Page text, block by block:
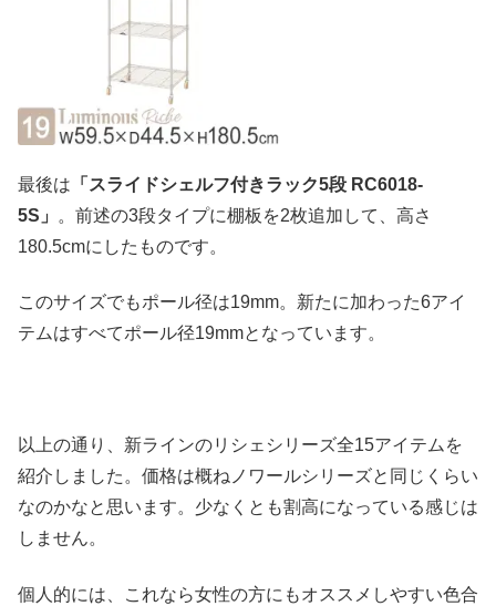
最後は 「スライドシェルフ付きラック5段 RC6018-
5S」
。前述の3段タイプに棚板を2枚追加して、高さ
180.5cmにしたものです。
このサイズでもポール径は19mm。新たに加わった6アイ
テムはすべてポール径19mmとなっています。
以上の通り、新ラインのリシェシリーズ全15アイテムを
紹介しました。価格は概ねノワールシリーズと同じくらい
なのかなと思います。少なくとも割高になっている感じは
しません。
個人的には、これなら女性の方にもオススメしやすい色合